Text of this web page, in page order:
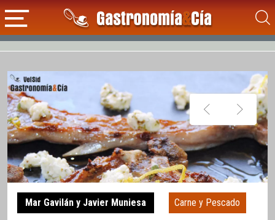
Mar Gavilán y Javier Muniesa Carne y Pescado